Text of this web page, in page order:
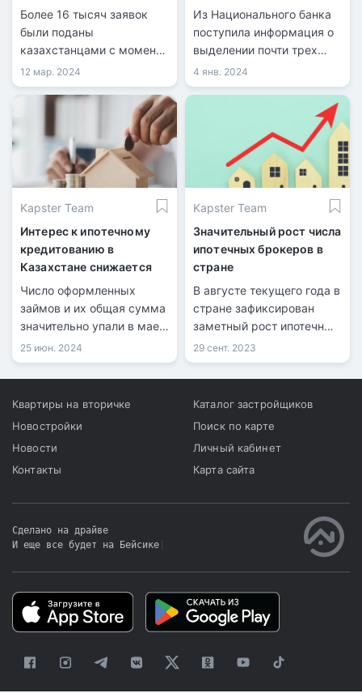
приняты
Более 16 тысяч заявок
были поданы
казахстанцами с момента
запуска ипотечной
программы «Отау»,
однако значительная
получила отрицательный
ответ.
12 мар. 2024
Из Национального банка
поступила информация о
выделении почти трех
триллионов тенге на
реализацию программы
ипотечного кредитования
4 янв. 2024
Kapster Team
Интерес к ипотечному
кредитованию в
Казахстане снижается
Число оформленных
займов и их общая сумма
значительно упали в мае
2024 года
25 июн. 2024
Kapster Team
Значительный рост числа
ипотечных брокеров в
стране
В августе текущего года в
стране зафиксирован
заметный рост ипотечных
кредитов. Данные,
предоставленные
Первым кредитным бюро,
показывают увеличение
суммы кредита на 27% за
месяц.
29 сент. 2023
Квартиры на вторичке
Новостройки
Новости
Контакты
Каталог застройщиков
Поиск по карте
Личный кабинет
Карта сайта
Сделано на драйве
И еще все будет на Бейсике